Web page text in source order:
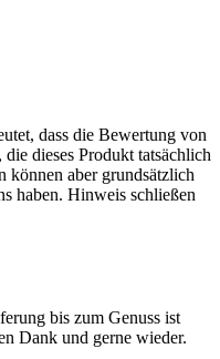
dass die Bewertung von
dieses Produkt tatsächlich
können aber grundsätzlich
haben. Hinweis schließen
bis zum Genuss ist
Dank und gerne wieder.